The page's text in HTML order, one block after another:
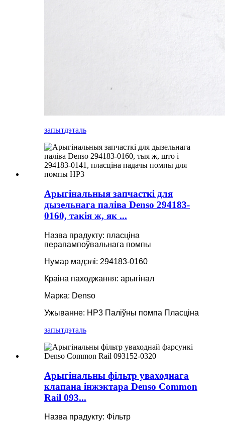
запытдэталь
Арыгінальныя запчасткі для
дызельнага паліва Denso 294183-
0160, такія ж, як ...
Назва прадукту: пласціна
перапампоўвальнага помпы
Нумар мадэлі: 294183-0160
Краіна паходжання: арыгінал
Марка: Denso
Ужыванне: HP3 Паліўны помпа Пласціна
запытдэталь
Арыгінальны фільтр уваходнага
клапана інжэктара Denso Common
Rail 093...
Назва прадукту: Фільтр